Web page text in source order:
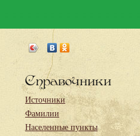
Справочники
Источники
Фамилии
Населенные пункты